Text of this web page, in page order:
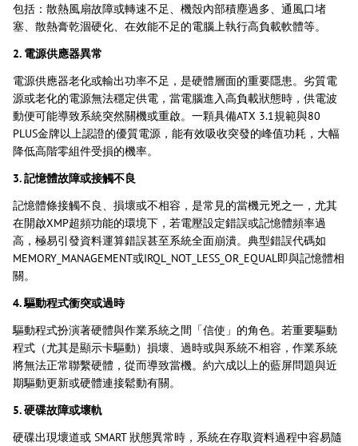
包括：散熱風扇故障或轉速不足、機殼內部積塵過多、通風口堵
塞、散熱膏乾涸硬化、在效能不足的電腦上執行高負載軟體等。
2. 電源供應器異常
電源供應器老化或輸出功率不足，是硬體層面的重要隱患。劣質電
源或老化的電源無法穩定供電，當電腦進入高負載狀態時，供電波
動便可能導致系統突然關機或重啟。一顆具備ATX 3.1規範與80
PLUS金牌以上認證的優質電源，能有效吸收突發的峰值功耗，大幅
降低高階零組件受損的機率。
3. 記憶體故障或接觸不良
記憶體條接觸不良、損壞或不相容，是常見的當機元兇之一，尤其
在開啟XMP超頻功能的環境下，若電壓設定錯誤或記憶體頻率過
高，極易引發資料運算錯誤甚至系統全面崩潰。典型錯誤代碼如
MEMORY_MANAGEMENT或IRQL_NOT_LESS_OR_EQUAL即與記憶體相
關。
4. 驅動程式衝突或過時
驅動程式扮演著硬體與作業系統之間「信使」的角色。若重要驅動
程式（尤其是顯示卡驅動）損壞、過時或與系統不相容，作業系統
將無法正常聯繫硬體，從而導致當機。約六成以上的藍屏問題與近
期驅動更新或硬體連接鬆動有關。
5. 硬碟故障或壞軌
硬碟出現壞道或 SMART 狀態異常時，系統在存取資料過程中容易隨